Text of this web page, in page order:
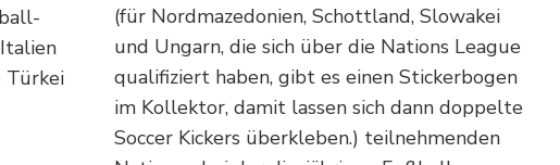
Türkei
(für Nordmazedonien, Schottland, Slowakei
und Ungarn, die sich über die Nations League
qualifiziert haben, gibt es einen Stickerbogen
im Kollektor, damit lassen sich dann doppelte
Soccer Kickers überkleben.) teilnehmenden